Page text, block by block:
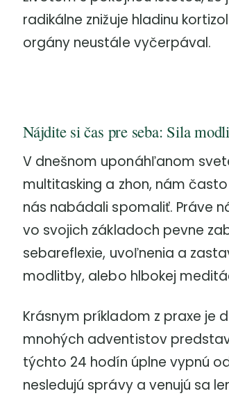
radikálne znižuje hladinu
orgány neustále vyčerpával.
Nájdite si čas pre seba: Sila
V dnešnom uponáhľanom
multitasking a zhon, nám
nás nabádali spomaliť. Práve
vo svojich základoch pevne
sebareflexie, uvoľnenia a
modlitby, alebo hlbokej
Krásnym príkladom z praxe je
mnohých adventistov
týchto 24 hodín úplne vypnú
nesledujú správy a venujú sa